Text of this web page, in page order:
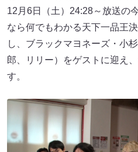
12月6日（土）24:28～放送の
なら何でもわかる天下一品王
し、ブラックマヨネーズ・小
郎、リリー）をゲストに迎え
す。